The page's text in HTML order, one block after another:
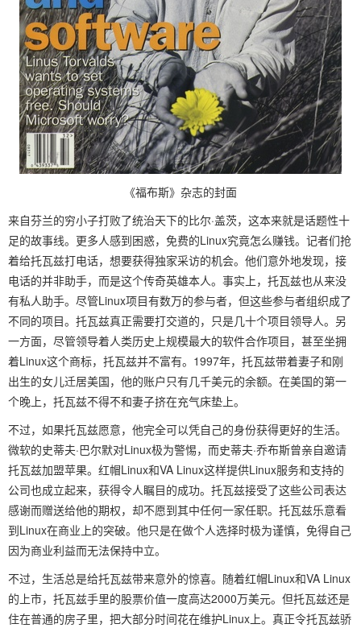
《福布斯》杂志的封面
来自芬兰的穷小子打败了统治天下的比尔·盖茨，这本来就是话题性十
足的故事线。更多人感到困惑，免费的Linux究竟怎么赚钱。记者们抢
着给托瓦兹打电话，想要获得独家采访的机会。他们意外地发现，接
电话的并非助手，而是这个传奇英雄本人。事实上，托瓦兹也从来没
有私人助手。尽管Linux项目有数万的参与者，但这些参与者组织成了
不同的项目。托瓦兹真正需要打交道的，只是几十个项目领导人。另
一方面，尽管领导着人类历史上规模最大的软件合作项目，甚至坐拥
着Linux这个商标，托瓦兹并不富有。1997年，托瓦兹带着妻子和刚
出生的女儿迁居美国，他的账户只有几千美元的余额。在美国的第一
个晚上，托瓦兹不得不和妻子挤在充气床垫上。
不过，如果托瓦兹愿意，他完全可以凭自己的身份获得更好的生活。
微软的史蒂夫·巴尔默对Linux极为警惕，而史蒂夫·乔布斯曾亲自邀请
托瓦兹加盟苹果。红帽Linux和VA Linux这样提供Linux服务和支持的
公司也成立起来，获得令人瞩目的成功。托瓦兹接受了这些公司表达
感谢而赠送给他的期权，却不愿到其中任何一家任职。托瓦兹乐意看
到Linux在商业上的突破。他只是在做个人选择时极为谨慎，免得自己
因为商业利益而无法保持中立。
不过，生活总是给托瓦兹带来意外的惊喜。随着红帽Linux和VA Linux
的上市，托瓦兹手里的股票价值一度高达2000万美元。但托瓦兹还是
住在普通的房子里，把大部分时间花在维护Linux上。真正令托瓦兹骄